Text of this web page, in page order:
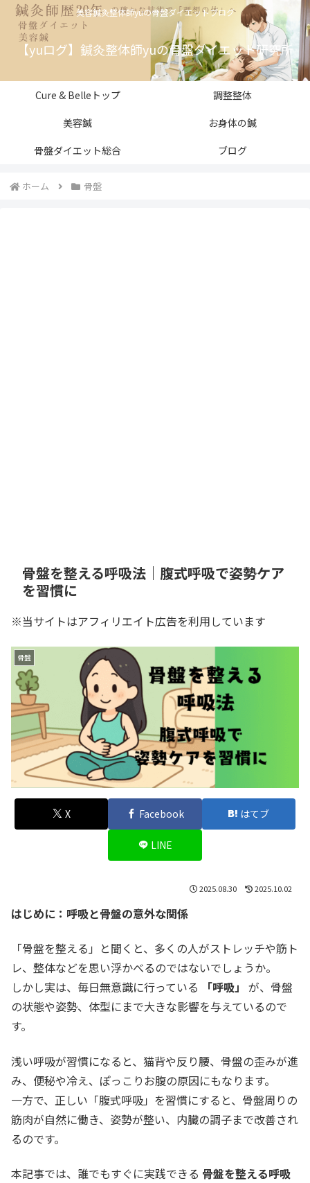
美容鍼灸整体師yuの骨盤ダイエットブログ
【yuログ】鍼灸整体師yuの骨盤ダイエット研究所
Cure & Belleトップ
調整整体
美容鍼
お身体の鍼
骨盤ダイエット総合
ブログ
ホーム 骨盤
骨盤を整える呼吸法｜腹式呼吸で姿勢ケア
を習慣に
※当サイトはアフィリエイト広告を利用しています
骨盤
X Facebook はてブ
LINE
2025.08.30 2025.10.02
はじめに：呼吸と骨盤の意外な関係
「骨盤を整える」と聞くと、多くの人がストレッチや筋ト
レ、整体などを思い浮かべるのではないでしょうか。
しかし実は、毎日無意識に行っている
「呼吸」 が、骨盤
の状態や姿勢、体型にまで大きな影響を与えているので
す。
浅い呼吸が習慣になると、猫背や反り腰、骨盤の歪みが進
み、便秘や冷え、ぽっこりお腹の原因にもなります。
一方で、正しい「腹式呼吸」を習慣にすると、骨盤周りの
筋肉が自然に働き、姿勢が整い、内臓の調子まで改善され
るのです。
本記事では、誰でもすぐに実践できる 骨盤を整える呼吸